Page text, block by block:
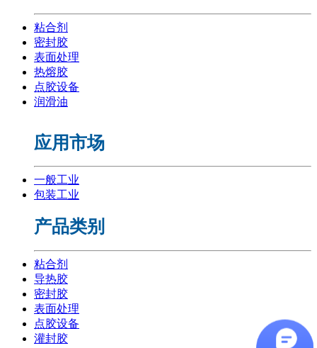
粘合剂
密封胶
表面处理
热熔胶
点胶设备
润滑油
应用市场
一般工业
包装工业
产品类别
粘合剂
导热胶
密封胶
表面处理
点胶设备
灌封胶